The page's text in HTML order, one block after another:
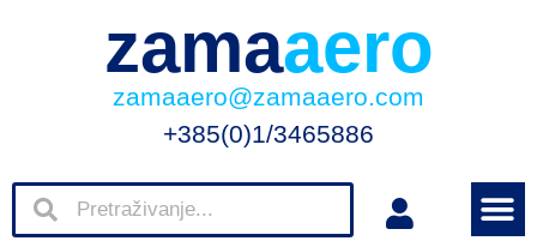
zamaaero
zamaaero@zamaaero.com
+385(0)1/3465886